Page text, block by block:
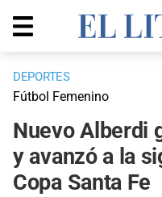
DEPORTES
Fútbol Femenino
Nuevo Alberdi
y avanzó a la
Copa Santa Fe